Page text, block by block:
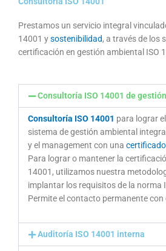
Prestamos un servicio integral
14001 ysostenibilidad, a través de los
certificación en gestión ambiental ISO
Consultoría ISO 14001 de
Consultoría ISO 14001 para lograr
sistema de gestión ambiental
y el management con una
Para lograr o mantener la
14001, utilizamos nuestra
implantar los requisitos de la norma
Permite el contacto permanente con
Auditoría ISO 14001 interna